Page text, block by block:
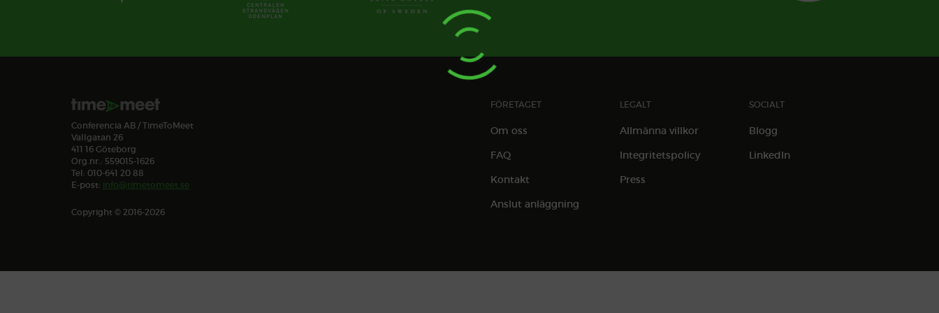
Conferencia AB / TimeToMeet
Vallgatan 26
411 16 Göteborg
Org.nr.: 559015-1626
Tel: 010-641 20 88
E-post: info@timetomeet.se
Copyright © 2016-2026
FÖRETAGET
Om oss
FAQ
Kontakt
Anslut anläggning
LEGALT
Allmänna villkor
Integritetspolicy
Press
SOCIALT
Blogg
LinkedIn